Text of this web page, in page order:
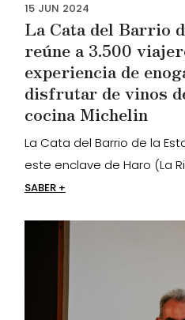
15 JUN 2024
La Cata del Barrio
reúne a 3.500
experiencia de
disfrutar de vinos
cocina Michelin
La Cata del Barrio de la
este enclave de Haro (La
SABER +